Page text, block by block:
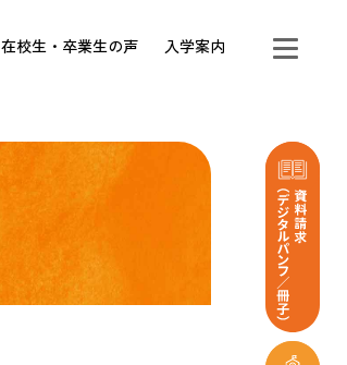
在校生・卒業生の声 入学案内